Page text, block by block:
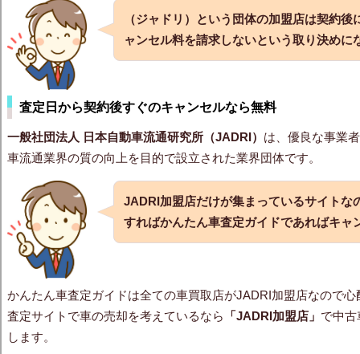
（ジャドリ）という団体の加盟店は契約
ャンセル料を請求しないという取り決めに
査定日から契約後すぐのキャンセルなら無料
一般社団法人 日本自動車流通研究所（JADRI） は、優良な事業
車流通業界の質の向上を目的で設立された業界団体です。
JADRI加盟店だけが集まっているサイトな
すればかんたん車査定ガイドであればキャ
かんたん車査定ガイドは全ての車買取店がJADRI加盟店なので
査定サイトで車の売却を考えているなら
「JADRI加盟店」 で中
します。